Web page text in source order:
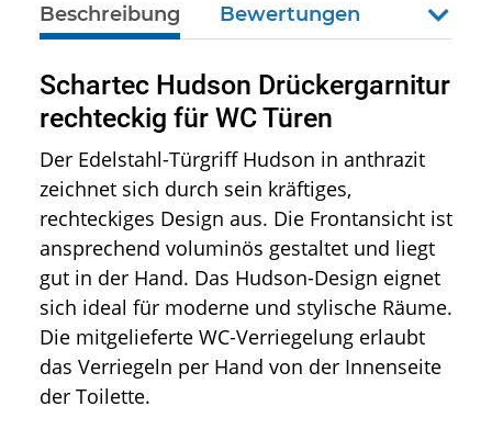
Beschreibung Bewertungen
Schartec Hudson Drückergarnitur
rechteckig für WC Türen
Der Edelstahl-Türgriff Hudson in anthrazit
zeichnet sich durch sein kräftiges,
rechteckiges Design aus. Die Frontansicht ist
ansprechend voluminös gestaltet und liegt
gut in der Hand. Das Hudson-Design eignet
sich ideal für moderne und stylische Räume.
Die mitgelieferte WC-Verriegelung erlaubt
das Verriegeln per Hand von der Innenseite
der Toilette.